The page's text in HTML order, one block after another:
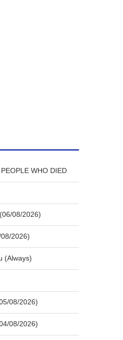
WHO DIED
08/2026)
2026)
(Always)
08/2026)
08/2026)